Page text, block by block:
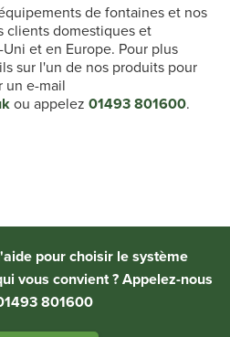
de fontaines et nos
clients domestiques et
et en Europe. Pour plus
sur l'un de nos produits pour
un e-mail
ou appelez 01493 801600.
pour choisir le système
vous convient ? Appelez-nous
801600